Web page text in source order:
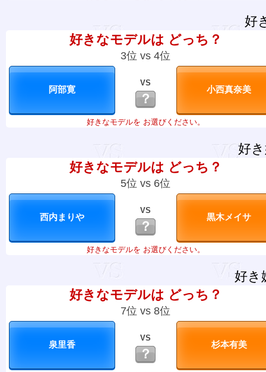
好
好きなモデルは どっち？
3位 vs 4位
VS
？
好きなモデルを お選びください。
好
好きなモデルは どっち？
5位 vs 6位
VS
？
好きなモデルを お選びください。
好き
好きなモデルは どっち？
7位 vs 8位
VS
？